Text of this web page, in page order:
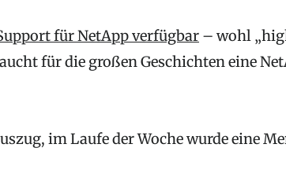
für NetApp verfügbar – wohl
für die großen Geschichten eine
im Laufe der Woche wurde eine